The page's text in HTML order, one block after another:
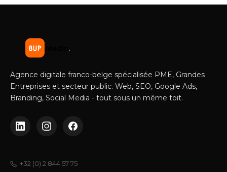
Agence digitale franco-belge spécialisée PME, Grandes
Entreprises et secteur public. Web, SEO, Google Ads,
Branding, Social Media - tout sous un même toit.
+32 (0) 2 844 57 75